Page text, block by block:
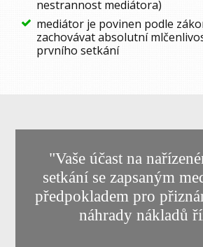
nestrannost mediátora)
mediátor je povinen podle
zachovávat absolutní
prvního setkání
"Vaše účast na
setkání se zapsaným
předpokladem pro
náhrady nákladů